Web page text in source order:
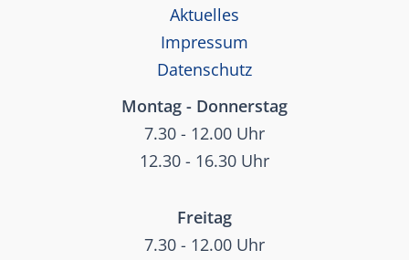
Aktuelles
Impressum
Datenschutz
Montag - Donnerstag
7.30 - 12.00 Uhr
12.30 - 16.30 Uhr
Freitag
7.30 - 12.00 Uhr